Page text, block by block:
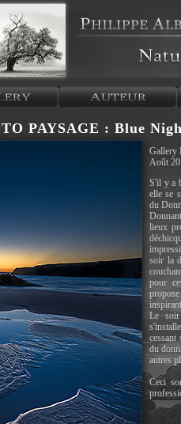
PAYSAGE : Blue
Gallery
Août
S'il y a
elle se
du
lieux
soir la
pour
Le
cessant
du
autres
Ceci